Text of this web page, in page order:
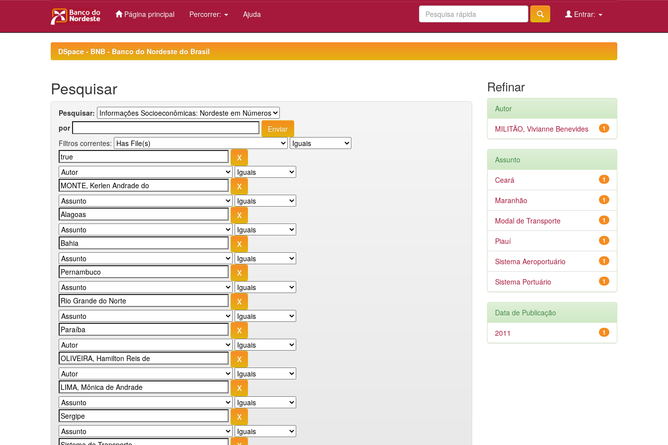
Página principal Percorrer: Ajuda Entrar:
DSpace - BNB - Banco do Nordeste do Brasil
Pesquisar
Pesquisar:
por
Filtros correntes:
Refinar
Autor
1
MILITÃO, Vivianne Benevides
Assunto
1
Ceará
1
Maranhão
1
Modal de Transporte
1
Piauí
1
Sistema Aeroportuário
1
Sistema Portuário
Data de Publicação
1
2011